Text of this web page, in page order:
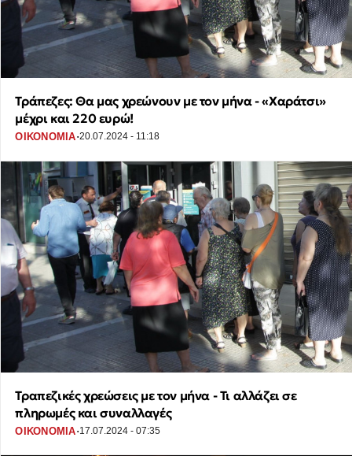
Τράπεζες: Θα μας χρεώνουν με τον μήνα - «Χαράτσι»
μέχρι και 220 ευρώ!
ΟΙΚΟΝΟΜΙΑ·20.07.2024 - 11:18
Τραπεζικές χρεώσεις με τον μήνα - Τι αλλάζει σε
πληρωμές και συναλλαγές
ΟΙΚΟΝΟΜΙΑ·17.07.2024 - 07:35